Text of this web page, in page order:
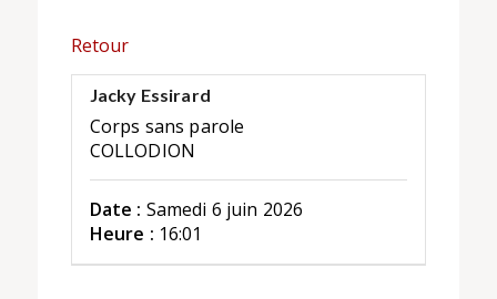
Retour
Jacky Essirard
Corps sans parole
COLLODION
Date : Samedi 6 juin 2026
Heure : 16:01